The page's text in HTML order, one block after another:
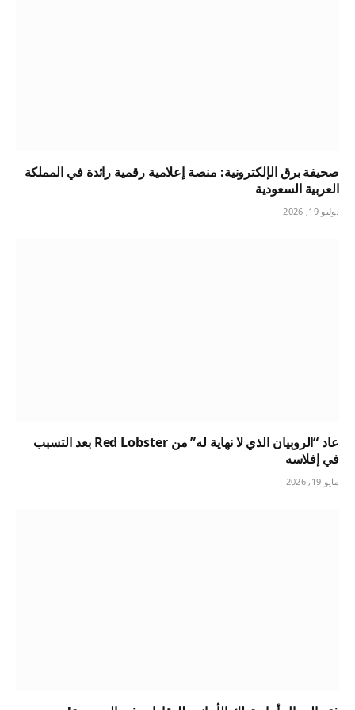
صحيفة برق الإلكترونية: منصة إعلامية رقمية رائدة في المملكة
العربية السعودية
يوليو 19, 2026
عاد “الروبيان الذي لا نهاية له” من Red Lobster بعد التسبب
في إفلاسه
مايو 19, 2026